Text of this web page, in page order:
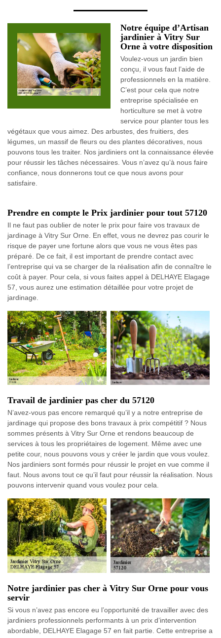
Notre équipe d’Artisan
jardinier à Vitry Sur
Orne à votre disposition
Voulez-vous un jardin bien
conçu, il vous faut l’aide de
professionnels en la matière.
C’est pour cela que notre
entreprise spécialisée en
horticulture se met à votre
service pour planter tous les
végétaux que vous aimez. Des arbustes, des fruitiers, des
légumes, un massif de fleurs ou des plantes décoratives, nous
pouvons tous les traiter. Nos jardiniers ont la connaissance élevée
pour réussir les tâches nécessaires. Vous n’avez qu’à nous faire
confiance, nous donnerons tout ce que nous avons pour
satisfaire.
Prendre en compte le Prix jardinier pour tout 57120
Il ne faut pas oublier de noter le prix pour faire vos travaux de
jardinage à Vitry Sur Orne. En effet, vous ne devrez pas courir le
risque de payer une fortune alors que vous ne vous êtes pas
préparé. De ce fait, il est important de prendre contact avec
l’entreprise qui va se charger de la réalisation afin de connaître le
coût à payer. Pour cela, si vous faites appel à DELHAYE Elagage
57, vous aurez une estimation détaillée pour votre projet de
jardinage.
Travail de jardinier pas cher du 57120
N’avez-vous pas encore remarqué qu’il y a notre entreprise de
jardinage qui propose des bons travaux à prix compétitif ? Nous
sommes présents à Vitry Sur Orne et rendons beaucoup de
services à tous les propriétaires de logement. Même avec une
petite cour, nous pouvons vous y créer le jardin que vous voulez.
Nos jardiniers sont formés pour réussir le projet en vue comme il
faut. Nous avons tout ce qu’il faut pour réussir la réalisation. Nous
pouvons intervenir quand vous voulez pour cela.
Notre jardinier pas cher à Vitry Sur Orne pour vous
servir
Si vous n’avez pas encore eu l’opportunité de travailler avec des
jardiniers professionnels performants à un prix d’intervention
abordable, DELHAYE Elagage 57 en fait partie. Cette entreprise a